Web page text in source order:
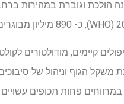
הולכת וגוברת במהירות
הגוף וניהול של
במרווחים פחות תכופים